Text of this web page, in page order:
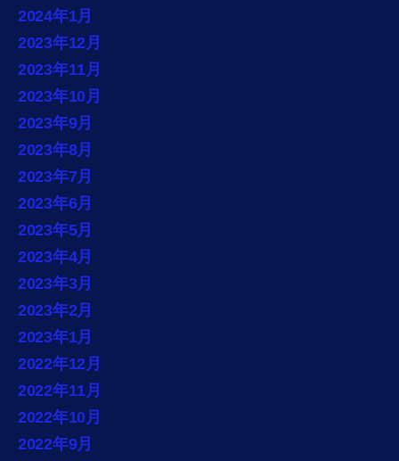
2024年1月
2023年12月
2023年11月
2023年10月
2023年9月
2023年8月
2023年7月
2023年6月
2023年5月
2023年4月
2023年3月
2023年2月
2023年1月
2022年12月
2022年11月
2022年10月
2022年9月